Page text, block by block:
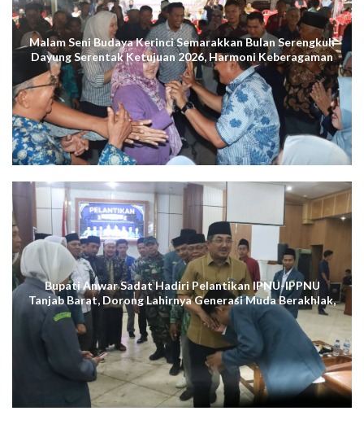
Malam Seni Budaya Kerinci Semarakkan Bulan Serengkuh
Dayung Serentak Ketujuan 2026, Harmoni Keberagaman
Terus Menggema di Kuala Tungkal
Bupati Anwar Sadat Hadiri Pelantikan IPNU-IPPNU
Tanjab Barat, Dorong Lahirnya Generasi Muda Berakhlak,
Cerdas Digital, dan Berdaya Saing